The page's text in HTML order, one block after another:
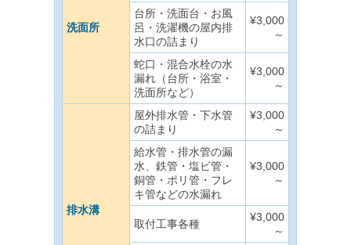
洗面所
台所・洗面台・お風
呂・洗濯機の屋内排
水口の詰まり
¥3,000
～
蛇口・混合水栓の水
漏れ（台所・浴室・
洗面所など）
¥3,000
～
排水溝
屋外排水管・下水管
の詰まり
¥3,000
～
給水管・排水管の漏
水、鉄管・塩ビ管・
銅管・ポリ管・フレ
キ管などの水漏れ
¥3,000
～
取付工事各種
¥3,000
～